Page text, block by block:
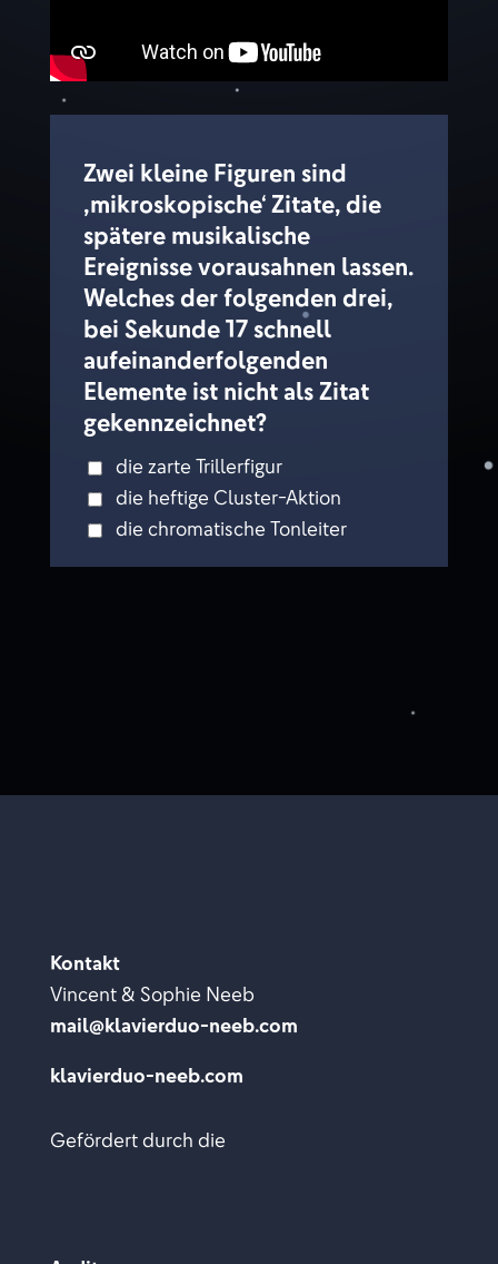
Zwei kleine Figuren sind
,mikroskopische‘ Zitate, die
spätere musikalische
Ereignisse vorausahnen lassen.
Welches der folgenden drei,
bei Sekunde 17 schnell
aufeinanderfolgenden
Elemente ist nicht als Zitat
gekennzeichnet?
die zarte Trillerfigur
die heftige Cluster-Aktion
die chromatische Tonleiter
Kontakt
Vincent & Sophie Neeb
mail@klavierduo-neeb.com
klavierduo-neeb.com
Gefördert durch die